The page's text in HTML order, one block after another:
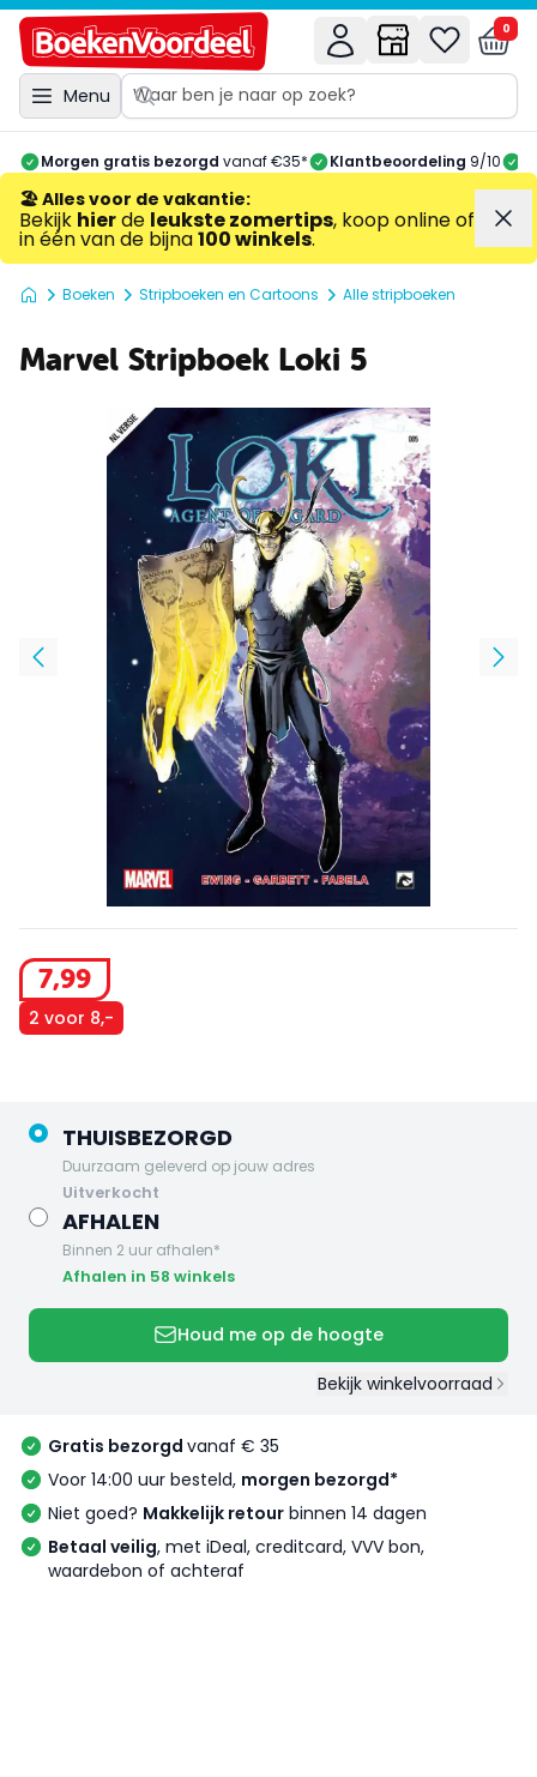
Menu
0
Morgen gratis bezorgd vanaf €35* Klantbeoordeling 9/10
🏖️ Alles voor de vakantie:
Bekijk hierde leukste zomertips, koop online of
in één van de bijna100 winkels.
Boeken Stripboeken en Cartoons Alle stripboeken
Marvel Stripboek Loki 5
7,99
2 voor 8,-
THUISBEZORGD
Duurzaam geleverd op jouw adres
uitverkocht
AFHALEN
Binnen 2 uur afhalen*
Afhalen in 58 winkels
Houd me op de hoogte
Bekijk winkelvoorraad
Gratis bezorgd vanaf € 35
Voor 14:00 uur besteld, morgen bezorgd*
Niet goed? Makkelijk retour binnen 14 dagen
Betaal veilig, met iDeal, creditcard, VVV bon,
waardebon of achteraf